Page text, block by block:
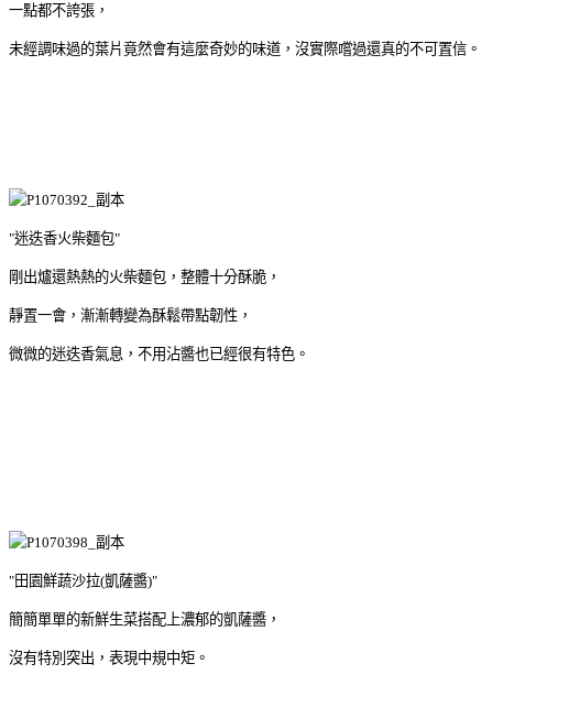
一點都不誇張，
未經調味過的葉片竟然會有這麼奇妙的味道，沒實際嚐過還真的不可置信。
"迷迭香火柴麵包"
剛出爐還熱熱的火柴麵包，整體十分酥脆，
靜置一會，漸漸轉變為酥鬆帶點韌性，
微微的迷迭香氣息，不用沾醬也已經很有特色。
"田園鮮蔬沙拉(凱薩醬)"
簡簡單單的新鮮生菜搭配上濃郁的凱薩醬，
沒有特別突出，表現中規中矩。